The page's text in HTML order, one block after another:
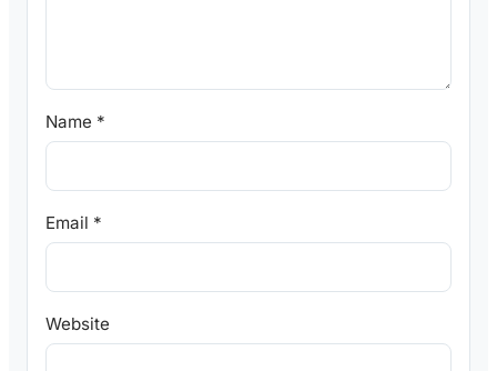
Name *
Email *
Website